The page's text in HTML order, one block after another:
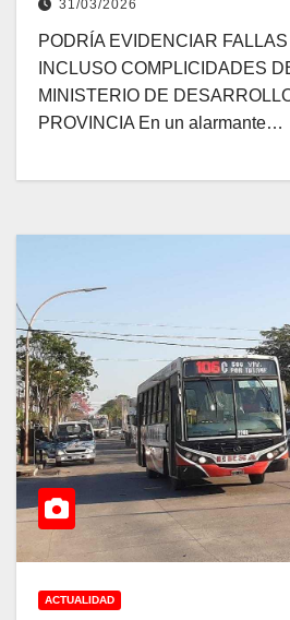
31/03/2026
PODRÍA EVIDENCIAR
INCLUSO COMPLICIDADES
MINISTERIO DE
PROVINCIA En un alarmante…
ACTUALIDAD